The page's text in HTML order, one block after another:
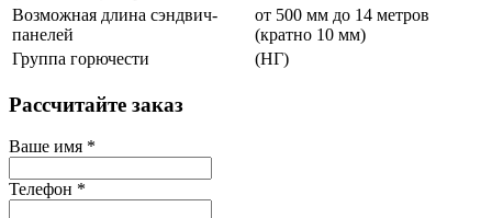
Возможная длина сэндвич-
панелей
от 500 мм до 14 метров
(кратно 10 мм)
Группа горючести
(НГ)
Рассчитайте заказ
Ваше имя *
Телефон *